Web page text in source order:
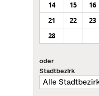
14
15 16
21
22 23
28
oder
Stadtbezirk